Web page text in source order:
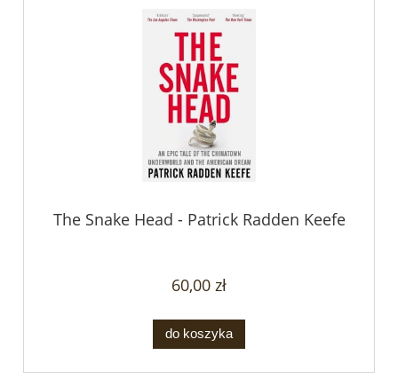
The Snake Head - Patrick Radden Keefe
60,00 zł
do koszyka